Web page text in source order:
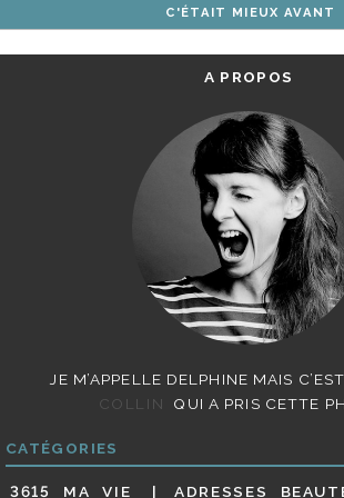
ARTICLES
C'ÉTAIT MIEUX AVANT
A PROPOS
JE M’APPELLE DELPHINE MAIS C’EST
COLLIN
QUI A PRIS CETTE
CATÉGORIES
3615 MA VIE ADRESSES